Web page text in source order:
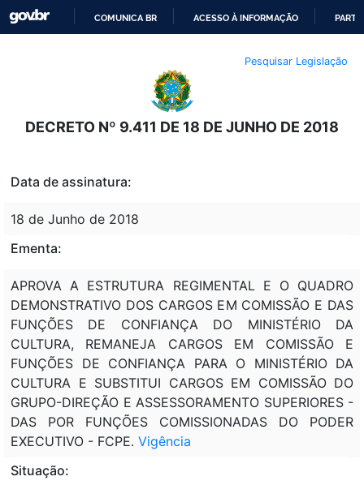
O
CONTEÚDO
COMUNICA BR ACESSO À INFORMAÇÃO
Pesquisar Legislação
DECRETO Nº 9.411 DE 18 DE JUNHO DE 2018
Data de assinatura:
18 de Junho de 2018
Ementa:
APROVA A ESTRUTURA REGIMENTAL E O QUADRO
DEMONSTRATIVO DOS CARGOS EM COMISSÃO E DAS
FUNÇÕES DE CONFIANÇA DO MINISTÉRIO DA
CULTURA, REMANEJA CARGOS EM COMISSÃO E
FUNÇÕES DE CONFIANÇA PARA O MINISTÉRIO DA
CULTURA E SUBSTITUI CARGOS EM COMISSÃO DO
GRUPO-DIREÇÃO E ASSESSORAMENTO SUPERIORES -
DAS POR FUNÇÕES COMISSIONADAS DO PODER
EXECUTIVO - FCPE. Vigência
Situação: